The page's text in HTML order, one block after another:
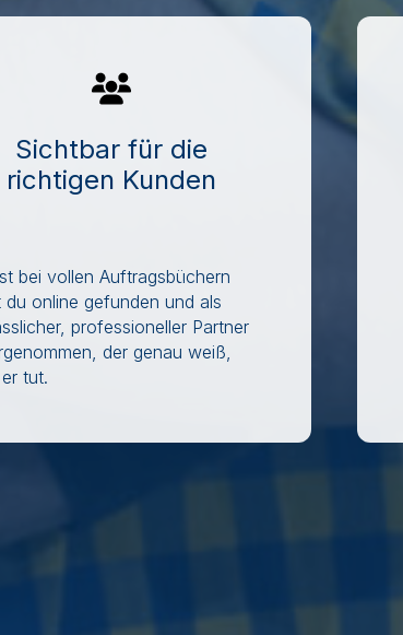
Sichtbar für die
richtigen Kunden
bei vollen Auftragsbüchern
du online gefunden und als
professioneller Partner
der genau weiß,
tut.